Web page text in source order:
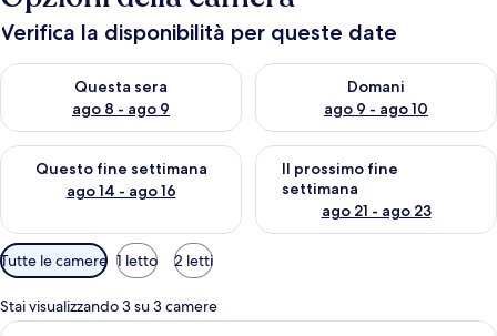
Verifica la disponibilità per queste date
Questa sera
ago 8 - ago 9
Verifica la disponibilità per questa sera, ago 8 - ago 9
Domani
ago 9 - ago 10
Verifica la disponibilità per
Questo fine settimana
ago 14 - ago 16
Verifica la disponibilità per questo fine settimana, ago 14 -
Il prossimo fine
settimana
ago 21 - ago 23
Verifica la disponibilità per il
Filtri
disponibili
per
le
Tutte le camere 1 letto 2 letti
Stai visualizzando 3 su 3 camere